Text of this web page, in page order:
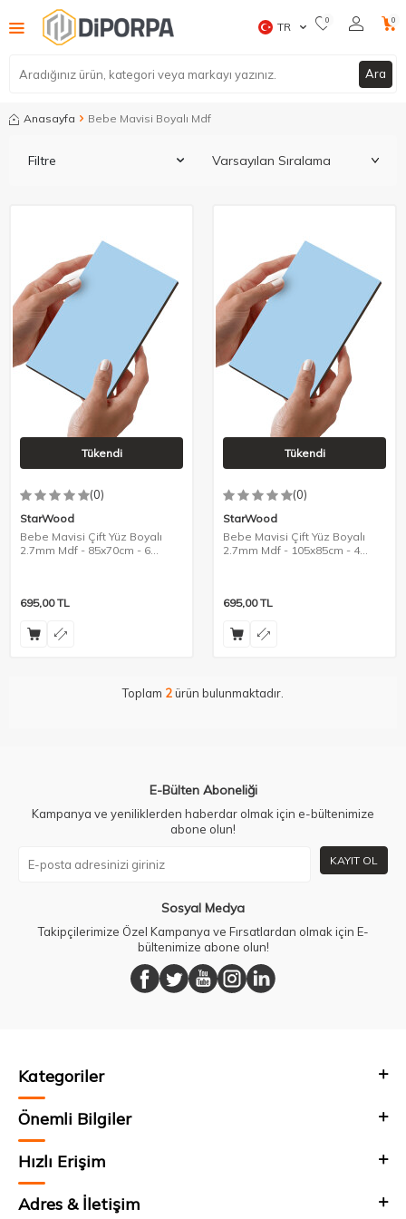
Ara
TR 0 0
Anasayfa Bebe Mavisi Boyalı Mdf
Filtre
Tükendi
(0)
StarWood
Bebe Mavisi Çift Yüz Boyalı
2.7mm Mdf - 85x70cm - 6
695,00TL
Tükendi
(0)
StarWood
Bebe Mavisi Çift Yüz Boyalı
2.7mm Mdf - 105x85cm - 4
695,00TL
Toplam 2ürün bulunmaktadır.
E-Bülten Aboneliği
Kampanya ve yeniliklerden haberdar olmak için e-bültenimize
abone olun!
KAYIT OL
Sosyal Medya
Takipçilerimize Özel Kampanya ve Fırsatlardan olmak için E-
bültenimize abone olun!
Kategoriler
Önemli Bilgiler
Hızlı Erişim
Adres & İletişim